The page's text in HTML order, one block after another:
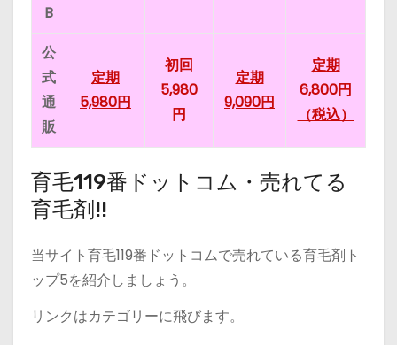
B
公
式
通
販
定期
5,980円
初回
5,980
円
定期
9,090円
定期
6,800円
（税込）
育毛119番ドットコム・売れてる
育毛剤!!
当サイト育毛119番ドットコムで売れている育毛剤ト
ップ5を紹介しましょう。
リンクはカテゴリーに飛びます。